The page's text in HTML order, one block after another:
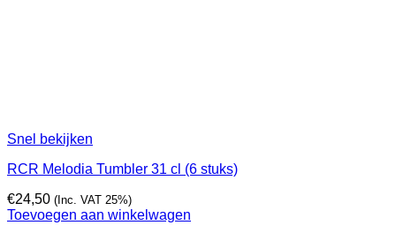
Snel bekijken
RCR Melodia Tumbler 31 cl (6 stuks)
€24,50 (Inc. VAT 25%)
Toevoegen aan winkelwagen